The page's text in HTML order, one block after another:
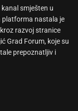
smješten u
platforma nastala je
razvoj stranice
Grad Forum, koje su
prepoznatljiv i